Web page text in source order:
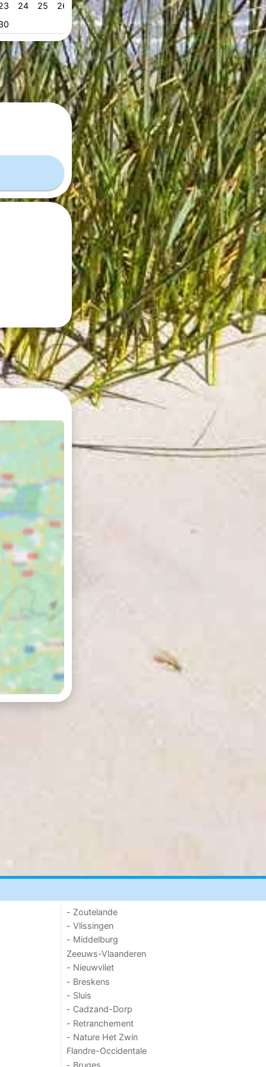
24 25 26 27 28 29 53 28 29 30 31
- Zoutelande
- Vlissingen
- Middelburg
Zeeuws-Vlaanderen
- Nieuwvliet
- Breskens
- Sluis
- Cadzand-Dorp
- Retranchement
- Nature Het Zwin
Flandre-Occidentale
- Bruges